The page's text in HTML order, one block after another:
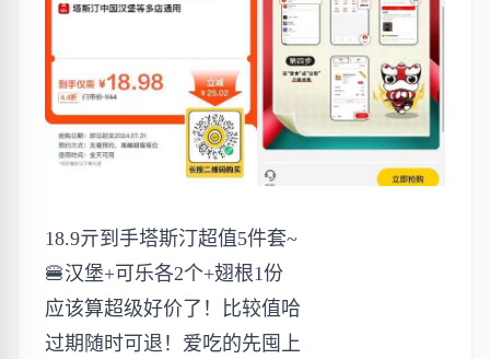
18.9亓到手塔斯汀超值5件套~
🍔汉堡+可乐各2个+翅根1份
应该算超级好价了！比较值哈
过期随时可退！爱吃的先囤上